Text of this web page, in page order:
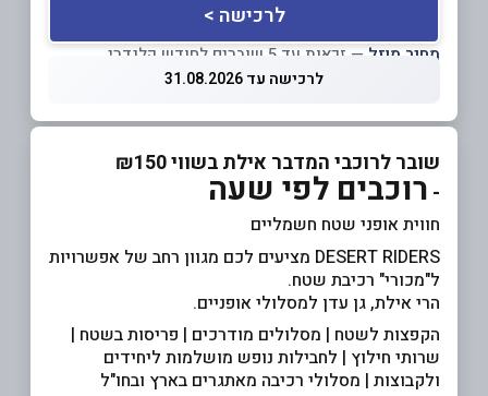
לרכישה >
מחיר מוזל — זכאות עד 5 שוברים לחודש קלנדרי
לרכישה עד 31.08.2026
שובר לרוכבי המדבר אילת בשווי ₪150
- רוכבים לפי שעה
חווית אופני שטח חשמליים
DESERT RIDERS מציעים לכם מגוון רחב של אפשרויות
ל"מכורי" רכיבת שטח.
הרי אילת, גן עדן למסלולי אופניים.
הקפצות לשטח | מסלולים מודרכים | פריסות בשטח |
שרותי חילוץ | לחבילות נופש מושלמות ליחידים
ולקבוצות | מסלולי רכיבה מאתגרים בארץ ובחו"ל